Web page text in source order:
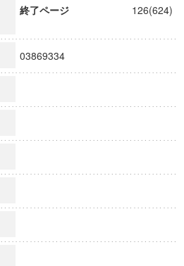
終了ページ 126(624)
03869334